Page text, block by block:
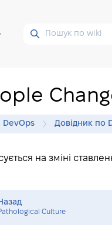
DevOps Довідник по
на зміні
Culture